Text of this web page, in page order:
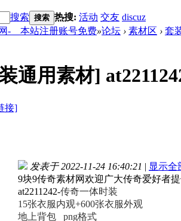
搜索 搜索 热搜: 活动 交友 discuz
-＿本站注册账号免费»论坛 › 素材区 › 套
通用素材]
接]
发表于 2022-11-24 16:40:21 | 显示全
9块9传奇素材网欢迎广大传奇爱好者
at2211242-传奇一体时装
15张衣服内观+600张衣服外观
地上背包 png格式